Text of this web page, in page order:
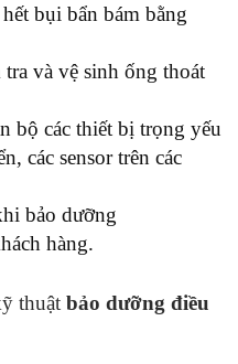
bụi bẩn bám bằng
và vệ sinh ống thoát
bộ các thiết bị trọng yếu
các sensor trên các
bảo dưỡng
hàng.
thuật bảo dưỡng điều